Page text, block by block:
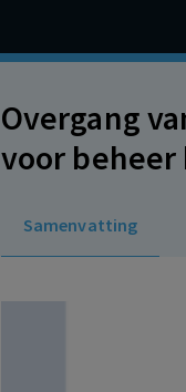
Overgang
voor
Samenvatting